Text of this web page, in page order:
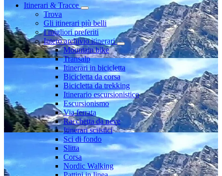
Itinerari & Tracce
Trova
Gli itinerari più belli
I migliori preferiti
Intero archivio itinerari
Mountain bike
Transalp
Itinerari in bicicletta
Bicicletta da corsa
Bicicletta da trekking
Itinerario escursionistico
Escursionismo
Via ferrata
Racchetta da neve
Itinerari sciistici
Sci di fondo
Slitta
Corsa
Nordic Walking